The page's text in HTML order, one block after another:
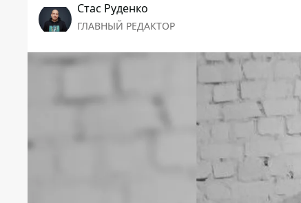
Стаc Руденко
ГЛАВНЫЙ РЕДАКТОР